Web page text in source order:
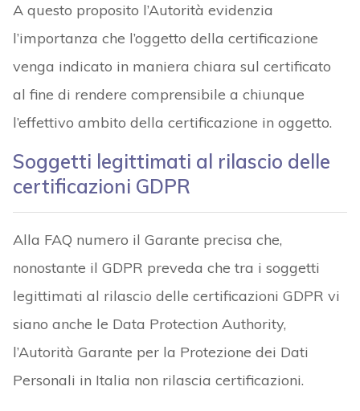
A questo proposito l’Autorità evidenzia
l’importanza che l’oggetto della certificazione
venga indicato in maniera chiara sul certificato
al fine di rendere comprensibile a chiunque
l’effettivo ambito della certificazione in oggetto.
Soggetti legittimati al rilascio delle
certificazioni GDPR
Alla FAQ numero il Garante precisa che,
nonostante il GDPR preveda che tra i soggetti
legittimati al rilascio delle certificazioni GDPR vi
siano anche le Data Protection Authority,
l’Autorità Garante per la Protezione dei Dati
Personali in Italia non rilascia certificazioni.